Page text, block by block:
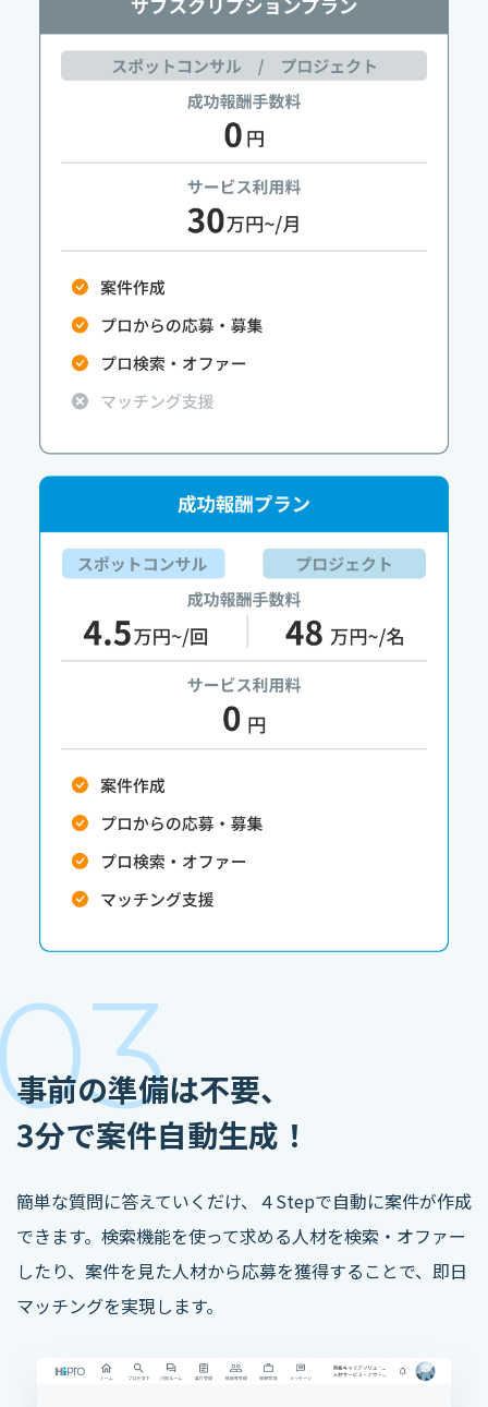
事前の準備は不要、
3分で案件自動生成！
簡単な質問に答えていくだけ、４Stepで自動に案件が作成
できます。検索機能を使って求める人材を検索・オファー
したり、案件を見た人材から応募を獲得することで、即日
マッチングを実現します。